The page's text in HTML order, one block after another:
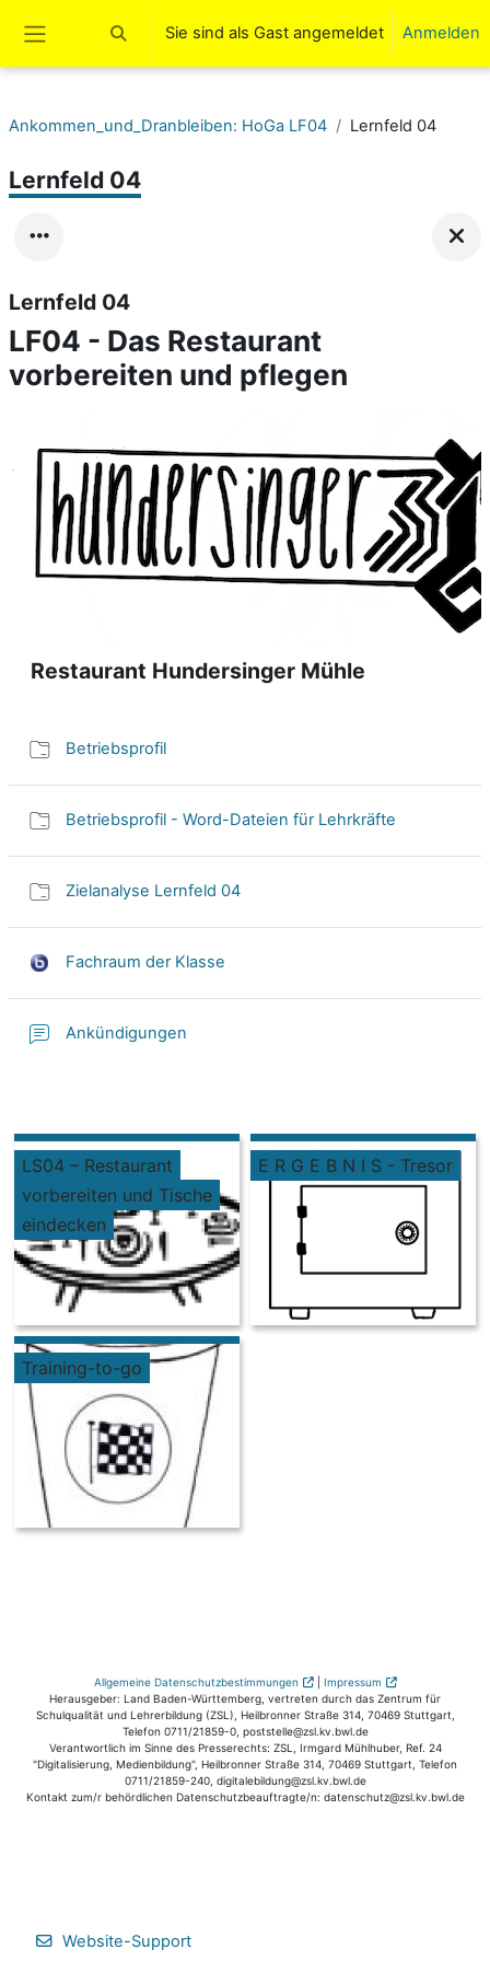
Website-Übersicht
Sucheingabe umschalten
Sie sind als Gast angemeldet Anmelden
Ankommen_und_Dranbleiben: HoGa LF04 Lernfeld 04
Lernfeld 04
Lernfeld 04
LF04 - Das Restaurant
vorbereiten und pflegen
Restaurant Hundersinger Mühle
Betriebsprofil
Betriebsprofil - Word-Dateien für Lehrkräfte
Zielanalyse Lernfeld 04
Fachraum der Klasse
Ankündigungen
LS04 – Restaurant
vorbereiten und Tische
eindecken
E R G E B N I S - Tresor
Training-to-go
Allgemeine Datenschutzbestimmungen |
Impressum
Herausgeber: Land Baden-Württemberg, vertreten durch das Zentrum für
Schulqualität und Lehrerbildung (ZSL), Heilbronner Straße 314, 70469 Stuttgart,
Telefon 0711/21859-0, poststelle@zsl.kv.bwl.de
Verantwortlich im Sinne des Presserechts: ZSL, Irmgard Mühlhuber, Ref. 24
"Digitalisierung, Medienbildung", Heilbronner Straße 314, 70469 Stuttgart, Telefon
0711/21859-240, digitalebildung@zsl.kv.bwl.de
Kontakt zum/r behördlichen Datenschutzbeauftragte/n: datenschutz@zsl.kv.bwl.de
Website-Support